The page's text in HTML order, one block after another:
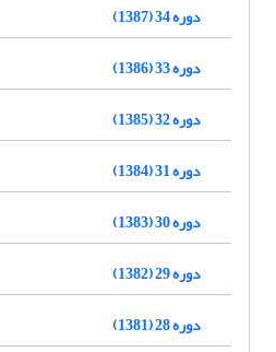
دوره 34 (1387)
دوره 33 (1386)
دوره 32 (1385)
دوره 31 (1384)
دوره 30 (1383)
دوره 29 (1382)
دوره 28 (1381)